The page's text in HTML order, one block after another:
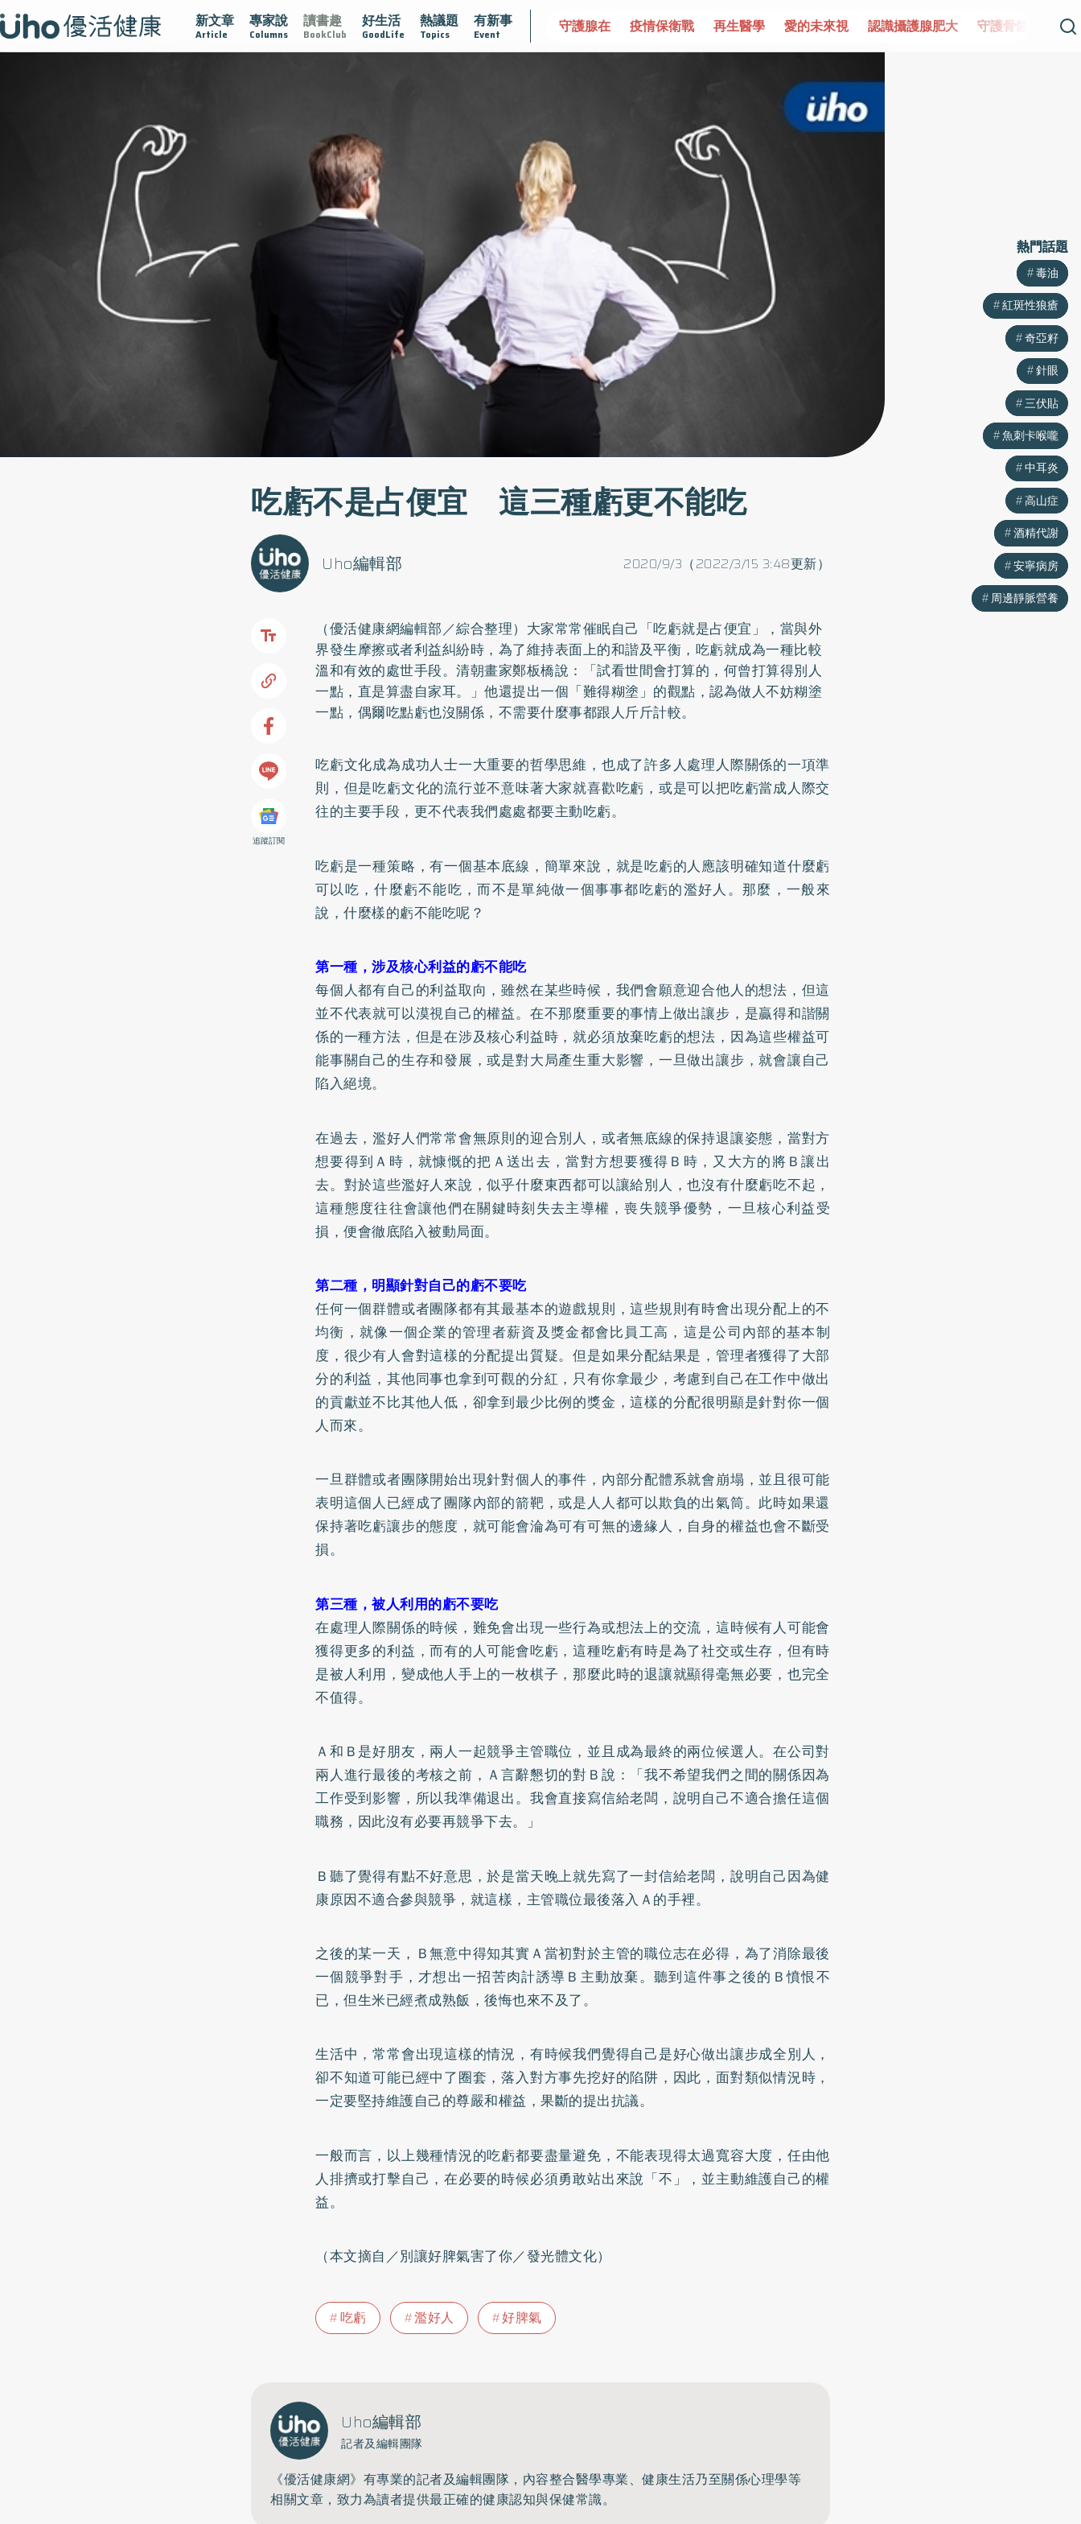
新文章
Article
專家說
Columns
讀書趣
BookClub
好生活
GoodLife
熱議題
Topics
有新事
Event
守護骨骼健康 達文西手術專欄 2025植牙指南 漸凍不孤單 愛不沾黏 守護腺在 疫情保衛戰 再生醫學 愛的未來視 認識攝護腺肥大 守護骨骼健康 達文西手術
吃虧不是占便宜 這三種虧更不能吃
2020/9/3（2022/3/15 3:48更新）
Uho編輯部
追蹤訂閱
（優活健康網編輯部／綜合整理）大家常常催眠自己「吃虧就是占便宜」，當與外
界發生摩擦或者利益糾紛時，為了維持表面上的和諧及平衡，吃虧就成為一種比較
溫和有效的處世手段。清朝畫家鄭板橋說：「試看世間會打算的，何曾打算得別人
一點，直是算盡自家耳。」他還提出一個「難得糊塗」的觀點，認為做人不妨糊塗
一點，偶爾吃點虧也沒關係，不需要什麼事都跟人斤斤計較。
吃虧文化成為成功人士一大重要的哲學思維，也成了許多人處理人際關係的一項準
則，但是吃虧文化的流行並不意味著大家就喜歡吃虧，或是可以把吃虧當成人際交
往的主要手段，更不代表我們處處都要主動吃虧。
吃虧是一種策略，有一個基本底線，簡單來說，就是吃虧的人應該明確知道什麼虧
可以吃，什麼虧不能吃，而不是單純做一個事事都吃虧的濫好人。那麼，一般來
說，什麼樣的虧不能吃呢？
第一種，涉及核心利益的虧不能吃
每個人都有自己的利益取向，雖然在某些時候，我們會願意迎合他人的想法，但這
並不代表就可以漠視自己的權益。在不那麼重要的事情上做出讓步，是贏得和諧關
係的一種方法，但是在涉及核心利益時，就必須放棄吃虧的想法，因為這些權益可
能事關自己的生存和發展，或是對大局產生重大影響，一旦做出讓步，就會讓自己
陷入絕境。
在過去，濫好人們常常會無原則的迎合別人，或者無底線的保持退讓姿態，當對方
想要得到Ａ時，就慷慨的把Ａ送出去，當對方想要獲得Ｂ時，又大方的將Ｂ讓出
去。對於這些濫好人來說，似乎什麼東西都可以讓給別人，也沒有什麼虧吃不起，
這種態度往往會讓他們在關鍵時刻失去主導權，喪失競爭優勢，一旦核心利益受
損，便會徹底陷入被動局面。
第二種，明顯針對自己的虧不要吃
任何一個群體或者團隊都有其最基本的遊戲規則，這些規則有時會出現分配上的不
均衡，就像一個企業的管理者薪資及獎金都會比員工高，這是公司內部的基本制
度，很少有人會對這樣的分配提出質疑。但是如果分配結果是，管理者獲得了大部
分的利益，其他同事也拿到可觀的分紅，只有你拿最少，考慮到自己在工作中做出
的貢獻並不比其他人低，卻拿到最少比例的獎金，這樣的分配很明顯是針對你一個
人而來。
一旦群體或者團隊開始出現針對個人的事件，內部分配體系就會崩塌，並且很可能
表明這個人已經成了團隊內部的箭靶，或是人人都可以欺負的出氣筒。此時如果還
保持著吃虧讓步的態度，就可能會淪為可有可無的邊緣人，自身的權益也會不斷受
損。
第三種，被人利用的虧不要吃
在處理人際關係的時候，難免會出現一些行為或想法上的交流，這時候有人可能會
獲得更多的利益，而有的人可能會吃虧，這種吃虧有時是為了社交或生存，但有時
是被人利用，變成他人手上的一枚棋子，那麼此時的退讓就顯得毫無必要，也完全
不值得。
Ａ和Ｂ是好朋友，兩人一起競爭主管職位，並且成為最終的兩位候選人。在公司對
兩人進行最後的考核之前，Ａ言辭懇切的對Ｂ說：「我不希望我們之間的關係因為
工作受到影響，所以我準備退出。我會直接寫信給老闆，說明自己不適合擔任這個
職務，因此沒有必要再競爭下去。」
Ｂ聽了覺得有點不好意思，於是當天晚上就先寫了一封信給老闆，說明自己因為健
康原因不適合參與競爭，就這樣，主管職位最後落入Ａ的手裡。
之後的某一天，Ｂ無意中得知其實Ａ當初對於主管的職位志在必得，為了消除最後
一個競爭對手，才想出一招苦肉計誘導Ｂ主動放棄。聽到這件事之後的Ｂ憤恨不
已，但生米已經煮成熟飯，後悔也來不及了。
生活中，常常會出現這樣的情況，有時候我們覺得自己是好心做出讓步成全別人，
卻不知道可能已經中了圈套，落入對方事先挖好的陷阱，因此，面對類似情況時，
一定要堅持維護自己的尊嚴和權益，果斷的提出抗議。
一般而言，以上幾種情況的吃虧都要盡量避免，不能表現得太過寬容大度，任由他
人排擠或打擊自己，在必要的時候必須勇敢站出來說「不」，並主動維護自己的權
益。
（本文摘自／別讓好脾氣害了你／發光體文化）
吃虧 濫好人 好脾氣
Uho編輯部
記者及編輯團隊
《優活健康網》有專業的記者及編輯團隊，內容整合醫學專業、健康生活乃至關係心理學等
相關文章，致力為讀者提供最正確的健康認知與保健常識。
熱門話題
毒油
紅斑性狼瘡
奇亞籽
針眼
三伏貼
魚刺卡喉嚨
中耳炎
高山症
酒精代謝
安寧病房
周邊靜脈營養
熱門話題
毒油
紅斑性狼瘡
奇亞籽
針眼
三伏貼
魚刺卡喉嚨
中耳炎
高山症
酒精代謝
安寧病房
周邊靜脈營養